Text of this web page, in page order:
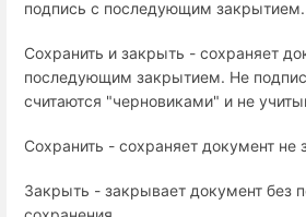
подпись с последующим закрытием.
Сохранить и закрыть - сохраняет
последующим закрытием. Не
считаются "черновиками" и не
Сохранить - сохраняет документ не
Закрыть - закрывает документ без